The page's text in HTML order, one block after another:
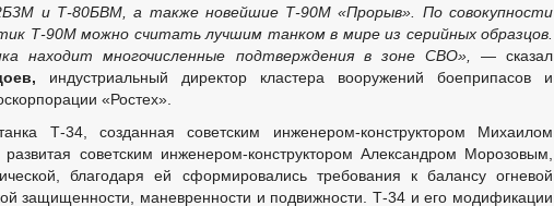
и Т-80БВМ, а также новейшие Т-90М «Прорыв». По совокупности
Т-90М можно считать лучшим танком в мире из серийных образцов.
находит многочисленные подтверждения в зоне СВО»,
— сказал
, индустриальный директор кластера вооружений боеприпасов и
«Ростех».
Т-34, созданная советским инженером-конструктором Михаилом
советским инженером-конструктором Александром Морозовым,
благодаря ей сформировались требования к балансу огневой
защищенности, маневренности и подвижности. Т-34 и его модификации